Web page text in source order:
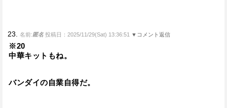
23. 名前:匿名 投稿日：2025/11/29(Sat) 13:36:51 ▼コメント返信
※20
中華キットもね。
バンダイの自業自得だ。